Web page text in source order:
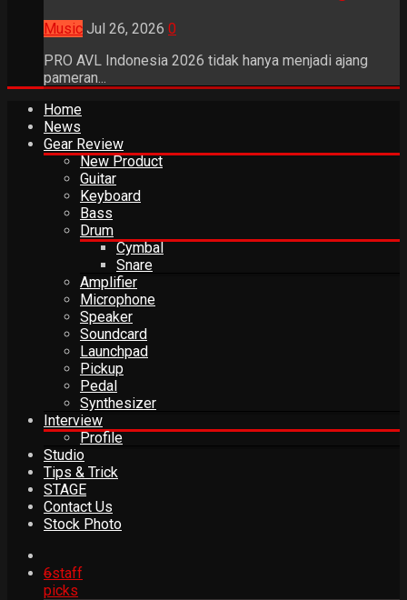
Music Jul 26, 2026 0
PRO AVL Indonesia 2026 tidak hanya menjadi ajang
pameran...
Home
News
Gear Review
New Product
Guitar
Keyboard
Bass
Drum
Cymbal
Snare
Amplifier
Microphone
Speaker
Soundcard
Launchpad
Pickup
Pedal
Synthesizer
Interview
Profile
Studio
Tips & Trick
STAGE
Contact Us
Stock Photo
6staff
picks